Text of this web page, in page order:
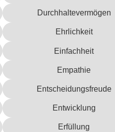
Durchhaltevermögen
Ehrlichkeit
Einfachheit
Empathie
Entscheidungsfreude
Entwicklung
Erfüllung